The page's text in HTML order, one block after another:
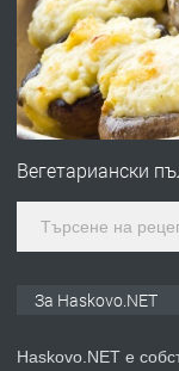
ПРЕДЛАГА
Вегетариански
За Haskovo.NET
Haskovo.NET е